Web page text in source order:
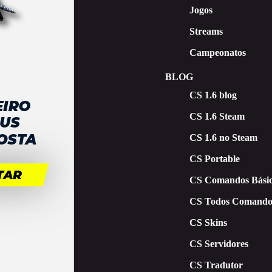
Jogos
Streams
Campeonatos
BLOG
CS 1.6 blog
CS 1.6 Steam
CS 1.6 no Steam
CS Portable
CS Comandos
CS Todos
CS Skins
CS Servidores
CS Tradutor